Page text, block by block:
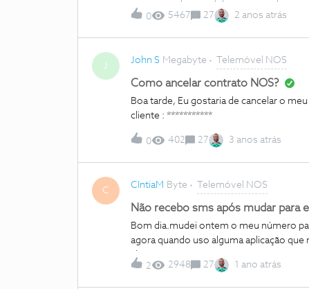
sequer o telemóvel durante a tarde e
visto que o número que enviou a
0 5467 27 2 anos atrás
J
John S Megabyte Telemóvel NOS
Como ancelar contrato NOS?
Boa tarde, Eu gostaria de cancelar o
cliente : ***********
0 402 27 3 anos atrás
C
CIntiaM Byte Telemóvel NOS
Não recebo sms após mudar para
Bom dia.mudei ontem o meu número
agora quando uso alguma aplicação que
chegam.A primeira vez que autentiquei
nunca mais recebi SMSs deste tipo.
2 2948 27 1 ano atrás